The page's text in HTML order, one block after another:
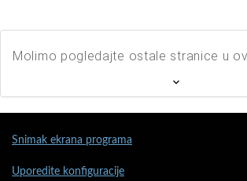
Molimo pogledajte ostale stranice u
Snimak ekrana programa
Uporedite konfiguracije